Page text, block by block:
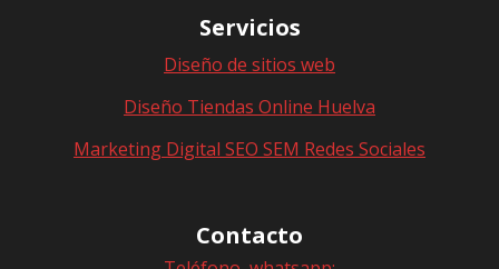
Servicios
Diseño de sitios web
Diseño Tiendas Online Huelva
Marketing Digital SEO SEM Redes Sociales
Contacto